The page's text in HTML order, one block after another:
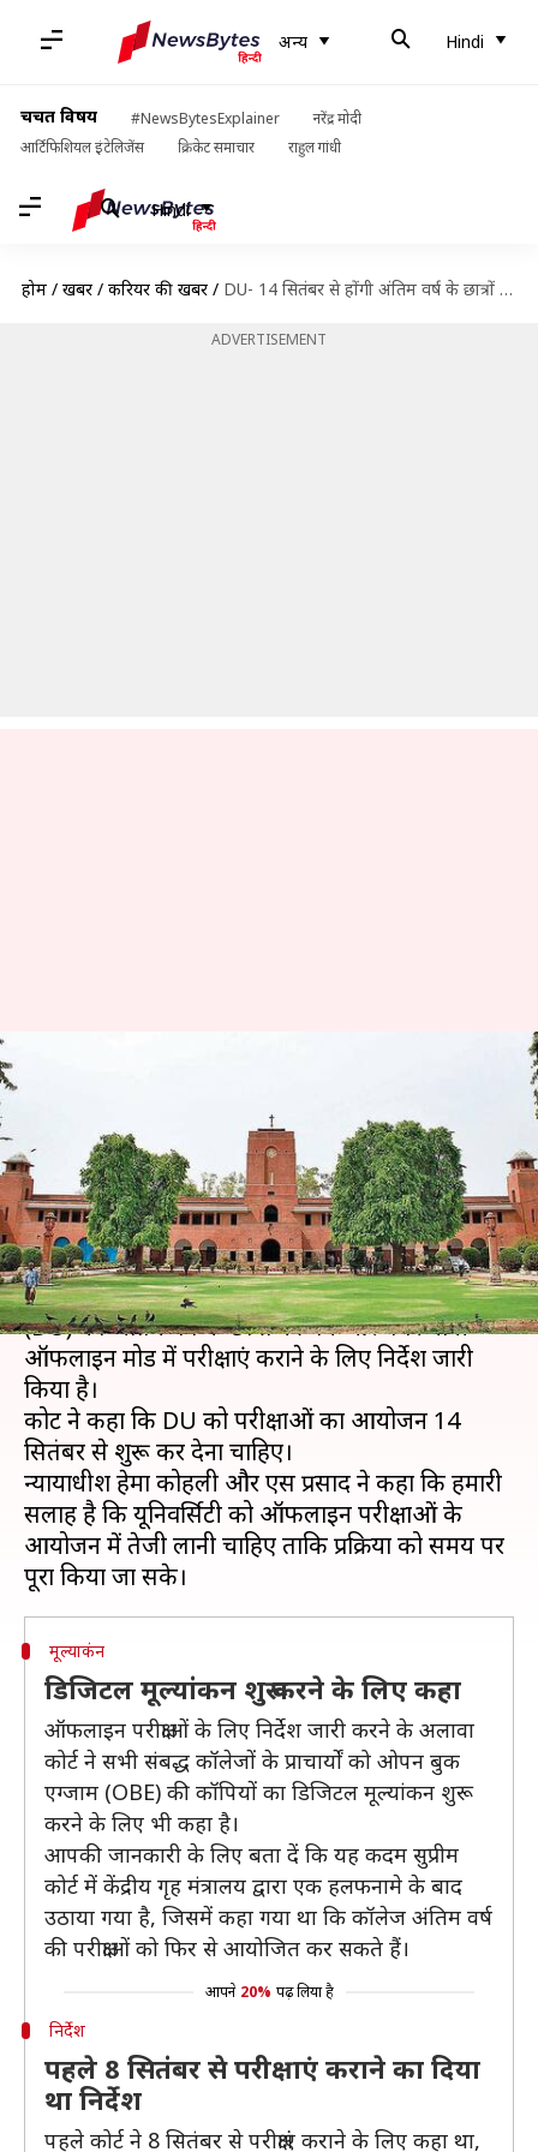
अन्य Hindi
चर्चित विषय #NewsBytesExplainer
नरेंद्र मोदी
आर्टिफिशियल इंटेलिजेंस
क्रिकेट समाचार राहुल गांधी
Hindi
होम / खबरें / करियर की खबरें / DU- 14 सितंबर से होंगी अंतिम वर्ष के छात्रों की ऑफलाइन परीक्षाएं, कोर्ट ने दिया निर्देश
ADVERTISEMENT
कोर्ट ने दिया निर्देश
लेखन मोना दीक्षित Aug 18, 2020 12:03 pm
क्या है खबर?
सोमवार को दिल्ली हाई कोर्ट ने दिल्ली विश्वविद्यालय
(DU) को अंतिम वर्ष के छात्रों की पेन और पेपर यानी
ऑफलाइन मोड में परीक्षाएं कराने के लिए निर्देश जारी
किया है।
कोर्ट ने कहा कि DU को परीक्षाओं का आयोजन 14
सितंबर से शुरू कर देना चाहिए।
न्यायाधीश हेमा कोहली और एस प्रसाद ने कहा कि हमारी
सलाह है कि यूनिवर्सिटी को ऑफलाइन परीक्षाओं के
आयोजन में तेजी लानी चाहिए ताकि प्रक्रिया को समय पर
मूल्याकंन
डिजिटल मूल्यांकन शुरू करने के लिए कहा
ऑफलाइन परीक्षाओं के लिए निर्देश जारी करने के अलावा
कोर्ट ने सभी संबद्ध कॉलेजों के प्राचार्यों को ओपन बुक
एग्जाम (OBE) की कॉपियों का डिजिटल मूल्यांकन शुरू
करने के लिए भी कहा है।
आपकी जानकारी के लिए बता दें कि यह कदम सुप्रीम
कोर्ट में केंद्रीय गृह मंत्रालय द्वारा एक हलफनामे के बाद
उठाया गया है, जिसमें कहा गया था कि कॉलेज अंतिम वर्ष
की परीक्षाओं को फिर से आयोजित कर सकते हैं।
आपने 20% पढ़ लिया है
निर्देश
पहले 8 सितंबर से परीक्षाएं कराने का दिया
था निर्देश
पहले कोर्ट ने 8 सितंबर से परीक्षाएं कराने के लिए कहा था,